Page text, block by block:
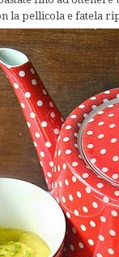
la pellicola e fatela